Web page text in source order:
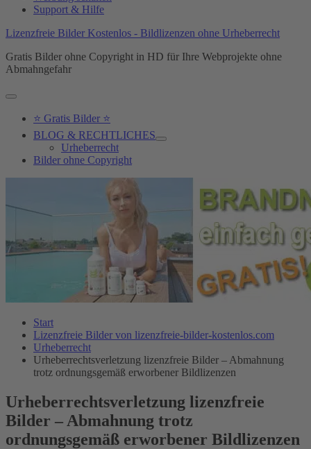
Support & Hilfe
Lizenzfreie Bilder Kostenlos - Bildlizenzen ohne Urheberrecht
Gratis Bilder ohne Copyright in HD für Ihre Webprojekte ohne
Abmahngefahr
Hauptmenü
⭐ Gratis Bilder ⭐
BLOG & RECHTLICHES
Urheberrecht
Bilder ohne Copyright
Start
Lizenzfreie Bilder von lizenzfreie-bilder-kostenlos.com
Urheberrecht
Urheberrechtsverletzung lizenzfreie Bilder – Abmahnung
trotz ordnungsgemäß erworbener Bildlizenzen
Urheberrechtsverletzung lizenzfreie
Bilder – Abmahnung trotz
ordnungsgemäß erworbener Bildlizenzen